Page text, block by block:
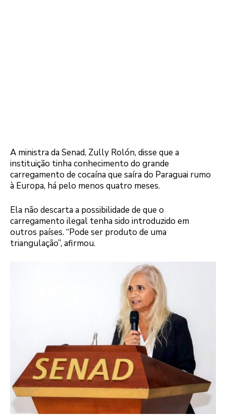
A ministra da Senad, Zully Rolón, disse que a
instituição tinha conhecimento do grande
carregamento de cocaína que saíra do Paraguai rumo
à Europa, há pelo menos quatro meses.
Ela não descarta a possibilidade de que o
carregamento ilegal tenha sido introduzido em
outros países. “Pode ser produto de uma
triangulação”, afirmou.